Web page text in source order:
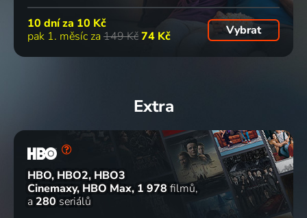
10 dní za 10 Kč
pak 1. měsíc za 149 Kč74 Kč Vybrat
Extra
HBO, HBO2, HBO3
Cinemaxy, HBO Max 1 978 filmů
a 280 seriálů